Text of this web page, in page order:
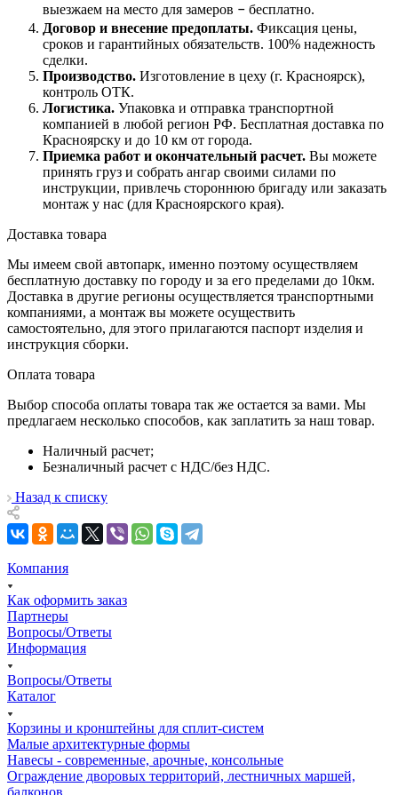
выезжаем на место для замеров – бесплатно.
Договор и внесение предоплаты. Фиксация цены,
сроков и гарантийных обязательств. 100% надежность
сделки.
Производство. Изготовление в цеху (г. Красноярск),
контроль ОТК.
Логистика. Упаковка и отправка транспортной
компанией в любой регион РФ. Бесплатная доставка по
Красноярску и до 10 км от города.
Приемка работ и окончательный расчет. Вы можете
принять груз и собрать ангар своими силами по
инструкции, привлечь стороннюю бригаду или заказать
монтаж у нас (для Красноярского края).
Доставка товара
Мы имеем свой автопарк, именно поэтому осуществляем
бесплатную доставку по городу и за его пределами до 10км.
Доставка в другие регионы осуществляется транспортными
компаниями, а монтаж вы можете осуществить
самостоятельно, для этого прилагаются паспорт изделия и
инструкция сборки.
Оплата товара
Выбор способа оплаты товара так же остается за вами. Мы
предлагаем несколько способов, как заплатить за наш товар.
Наличный расчет;
Безналичный расчет с НДС/без НДС.
Назад к списку
Компания
Как оформить заказ
Партнеры
Вопросы/Ответы
Информация
Вопросы/Ответы
Каталог
Корзины и кронштейны для сплит-систем
Малые архитектурные формы
Навесы - современные, арочные, консольные
Ограждение дворовых территорий, лестничных маршей,
балконов